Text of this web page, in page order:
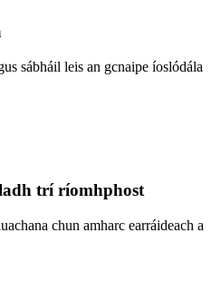
sábháil leis an gcnaipe íoslódála
trí ríomhphost
chun amharc earráideach a